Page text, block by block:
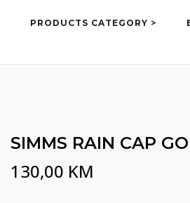
PRODUCTS CATEGORY >
SIMMS RAIN CAP
130,00 KM